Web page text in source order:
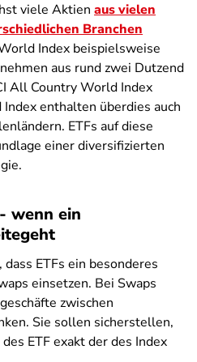
viele Aktien aus vielen
Branchen
Index beispielsweise
aus rund zwei Dutzend
All Country World Index
enthalten überdies auch
ETFs auf diese
einer diversifizierten
wenn ein
ETFs ein besonderes
einsetzen. Bei Swaps
zwischen
Sie sollen sicherstellen,
ETF exakt der des Index